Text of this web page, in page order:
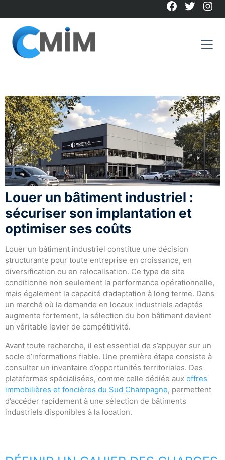
to
content
Facebook
Twitter
Louer un bâtiment industriel :
sécuriser son implantation et
optimiser ses coûts
Louer un bâtiment industriel constitue une décision
structurante pour toute entreprise en croissance, en
diversification ou en relocalisation. Ce type de site
conditionne non seulement la performance opérationnelle,
mais également la capacité d’adaptation à long terme. Dans
un marché où la demande en locaux industriels adaptés
augmente fortement, la sélection du bon bâtiment devient
un véritable levier de compétitivité.
Avant toute recherche, il est essentiel de s’appuyer sur un
socle d’informations fiable. Une première étape consiste à
consulter un inventaire d’opportunités territoriales. Des
plateformes spécialisées, comme celle dédiée aux offres
immobilières et foncières du Sud Champagne, permettent
d’accéder rapidement à une sélection de bâtiments
industriels disponibles à la location.